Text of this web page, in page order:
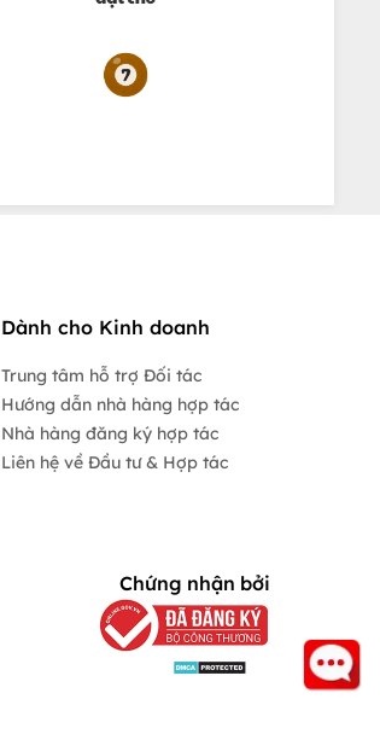
Dành cho Kinh doanh
Trung tâm hỗ trợ Đối tác
Hướng dẫn nhà hàng hợp tác
Nhà hàng đăng ký hợp tác
Liên hệ về Đầu tư & Hợp tác
Chứng nhận bởi